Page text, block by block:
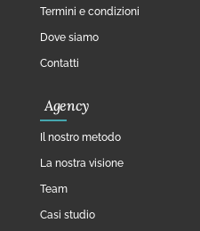
Termini e condizioni
Dove siamo
Contatti
Agency
Il nostro metodo
La nostra visione
Team
Casi studio